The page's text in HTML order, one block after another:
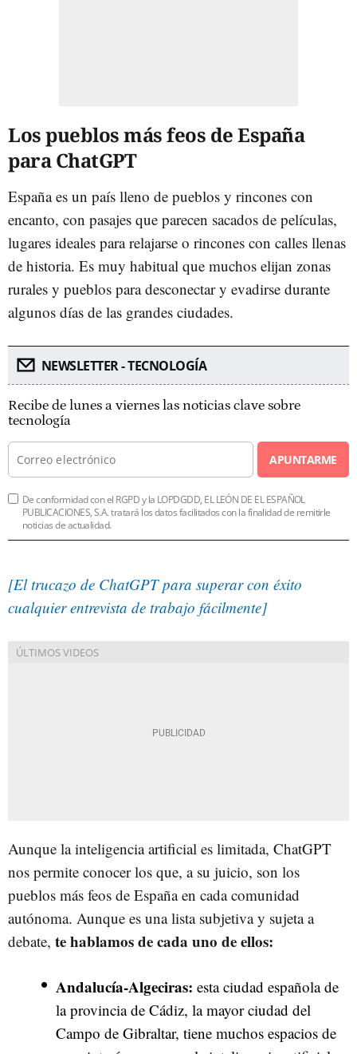
Los pueblos más feos de España
para ChatGPT
España es un país lleno de pueblos y rincones con
encanto, con pasajes que parecen sacados de películas,
lugares ideales para relajarse o rincones con calles llenas
de historia. Es muy habitual que muchos elijan zonas
rurales y pueblos para desconectar y evadirse durante
algunos días de las grandes ciudades.
NEWSLETTER - TECNOLOGÍA
Recibe de lunes a viernes las noticias clave sobre
tecnología
APUNTARME
De conformidad con el RGPD y la LOPDGDD, EL LEÓN DE EL ESPAÑOL
PUBLICACIONES, S.A. tratará los datos facilitados con la finalidad de remitirle
noticias de actualidad.
[El trucazo de ChatGPT para superar con éxito
cualquier entrevista de trabajo fácilmente]
Aunque la inteligencia artificial es limitada, ChatGPT
nos permite conocer los que, a su juicio, son los
pueblos más feos de España en cada comunidad
autónoma. Aunque es una lista subjetiva y sujeta a
debate, te hablamos de cada uno de ellos:
Andalucía-Algeciras: esta ciudad española de
la provincia de Cádiz, la mayor ciudad del
Campo de Gibraltar, tiene muchos espacios de